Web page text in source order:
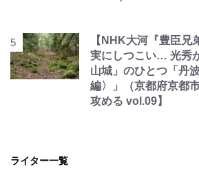
【NHK大河『豊臣兄
実にしつこい… 光秀
山城」のひとつ「丹
編〉」（京都府京都
攻める vol.09】
ライター一覧